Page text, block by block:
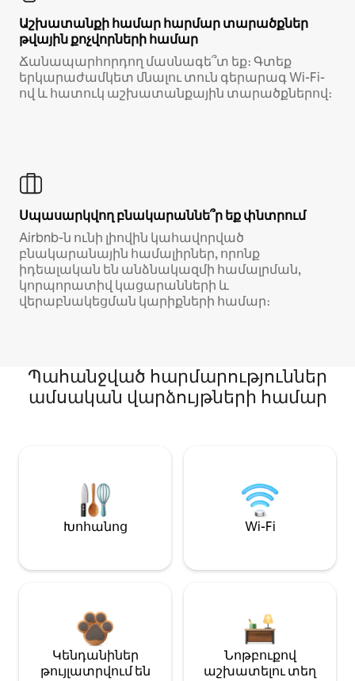
Աշխատանքի համար հարմար տարածքներ
թվային քոչվորների համար
Ճանապարհորդող մասնագե՞տ եք։ Գտեք
երկարաժամկետ մնալու տուն գերարագ Wi-Fi-
ով և հատուկ աշխատանքային տարածքներով։
Սպասարկվող բնակարաննե՞ր եք փնտրում
Airbnb-ն ունի լիովին կահավորված
բնակարանային համալիրներ, որոնք
իդեալական են անձնակազմի համալրման,
կորպորատիվ կացարանների և
վերաբնակեցման կարիքների համար։
Պահանջված հարմարություններ
ամսական վարձույթների համար
Խոհանոց Wi-Fi
Կենդանիներ
թույլատրվում են
Նոթբուքով
աշխատելու տեղ